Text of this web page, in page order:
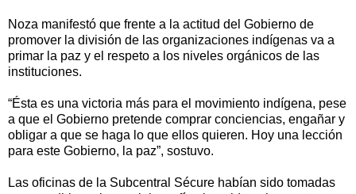
Noza manifestó que frente a la actitud del Gobierno de
promover la división de las organizaciones indígenas va a
primar la paz y el respeto a los niveles orgánicos de las
instituciones.
“Ésta es una victoria más para el movimiento indígena, pese
a que el Gobierno pretende comprar conciencias, engañar y
obligar a que se haga lo que ellos quieren. Hoy una lección
para este Gobierno, la paz”, sostuvo.
Las oficinas de la Subcentral Sécure habían sido tomadas